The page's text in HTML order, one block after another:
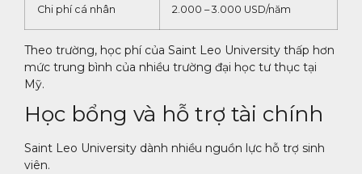
Chi phí cá nhân 2.000 – 3.000 USD/năm
Theo trường, học phí của Saint Leo University thấp hơn
mức trung bình của nhiều trường đại học tư thục tại
Mỹ.
Học bổng và hỗ trợ tài chính
Saint Leo University dành nhiều nguồn lực hỗ trợ sinh
viên.